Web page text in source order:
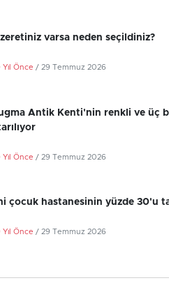
varsa neden seçildiniz?
Önce / 29 Temmuz 2026
Antik Kenti'nin renkli ve üç
Önce / 29 Temmuz 2026
çocuk hastanesinin yüzde 30'u
Önce / 29 Temmuz 2026